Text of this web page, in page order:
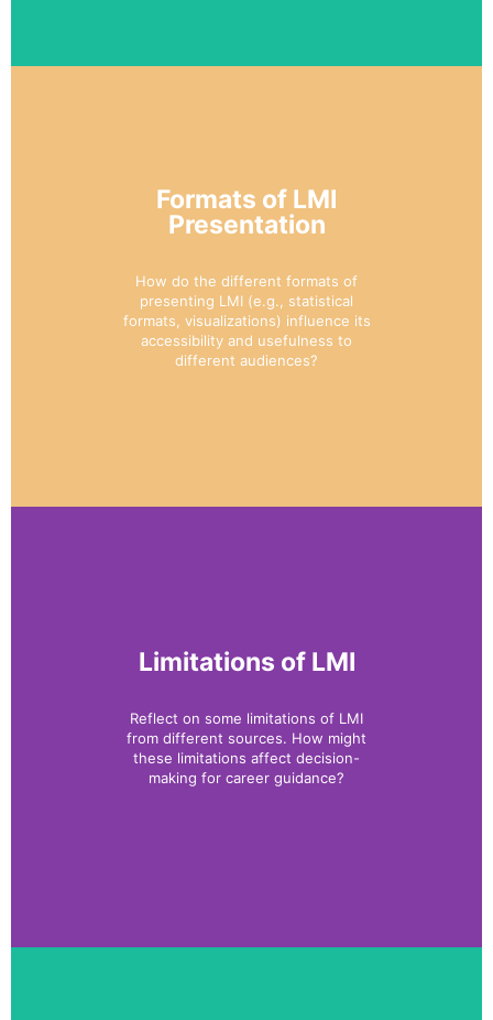
Formats of LMI
Presentation
How do the different formats of
presenting LMI (e.g., statistical
formats, visualizations) influence its
accessibility and usefulness to
different audiences?
Limitations of LMI
Reflect on some limitations of LMI
from different sources. How might
these limitations affect decision-
making for career guidance?